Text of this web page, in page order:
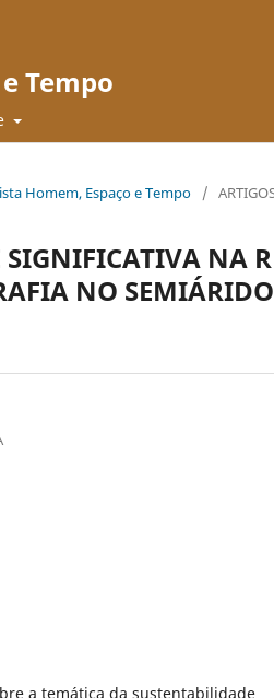
Tempo
Homem, Espaço e Tempo /
NA
NO
a temática da sustentabilidade